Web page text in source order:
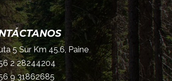
5 Sur Km 45.6, Paine
2 28244204
9 31862685